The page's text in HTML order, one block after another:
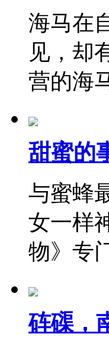
海马在
见，却
营的海
甜蜜的
与蜜蜂
女一样
物》专
砗磲，